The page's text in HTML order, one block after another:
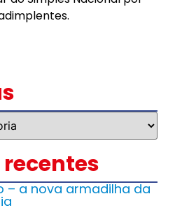
– a nova armadilha da